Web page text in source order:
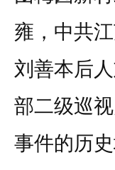
雍，中共
刘善本后
部二级巡
事件的历